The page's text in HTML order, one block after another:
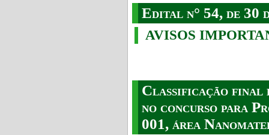
Edital n° 54, de 30
AVISOS
Classificação final
no concurso para
001, área